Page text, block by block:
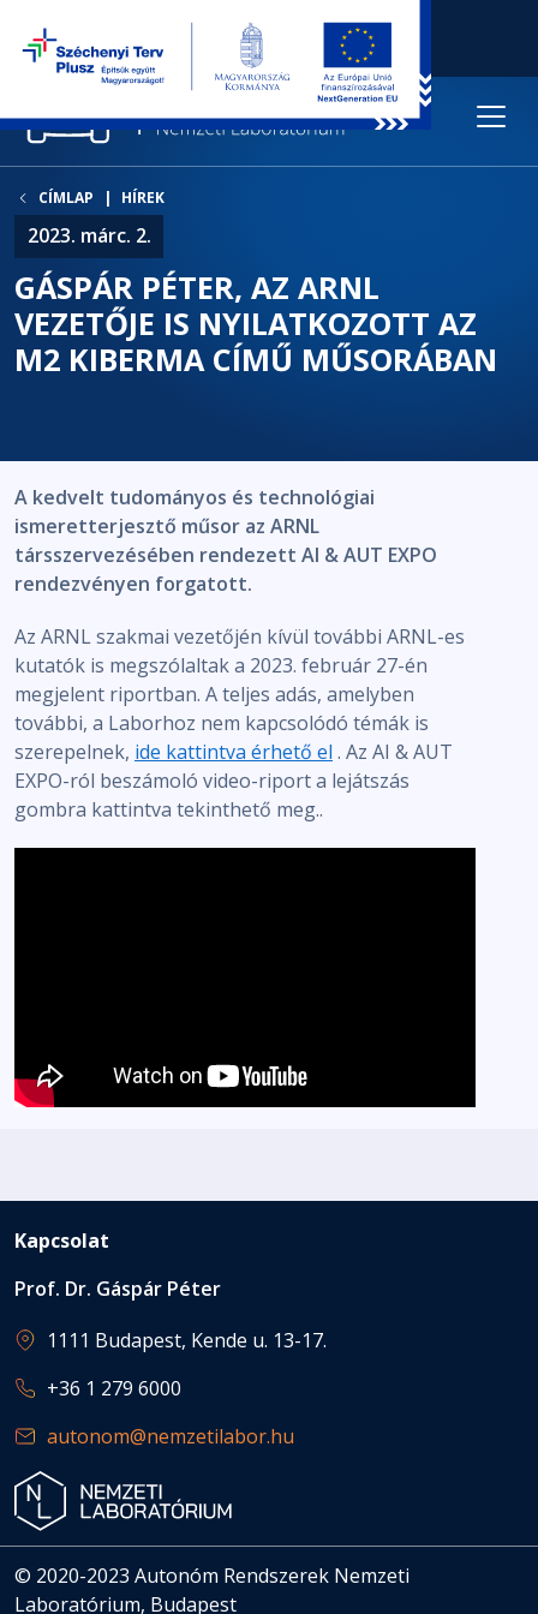
CÍMLAP HÍREK
2023. márc. 2.
GÁSPÁR PÉTER, AZ ARNL
VEZETŐJE IS NYILATKOZOTT AZ
M2 KIBERMA CÍMŰ MŰSORÁBAN
A kedvelt tudományos és technológiai
ismeretterjesztő műsor az ARNL
társszervezésében rendezett AI & AUT EXPO
rendezvényen forgatott.
Az ARNL szakmai vezetőjén kívül további ARNL-es
kutatók is megszólaltak a 2023. február 27-én
megjelent riportban. A teljes adás, amelyben
további, a Laborhoz nem kapcsolódó témák is
szerepelnek, ide kattintva érhető el . Az AI & AUT
EXPO-ról beszámoló video-riport a lejátszás
gombra kattintva tekinthető meg..
Kapcsolat
Prof. Dr. Gáspár Péter
1111 Budapest, Kende u. 13-17.
+36 1 279 6000
autonom@nemzetilabor.hu
© 2020-2023 Autonóm Rendszerek Nemzeti
Laboratórium, Budapest